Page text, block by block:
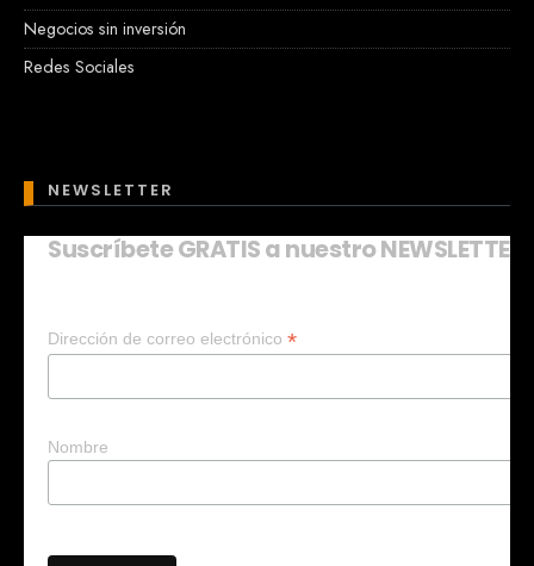
Negocios sin inversión
Redes Sociales
NEWSLETTER
Suscríbete GRATIS a nuestro NEWSLETTER
Dirección de correo electrónico *
Nombre
¿Quieres que te ayude a crear un